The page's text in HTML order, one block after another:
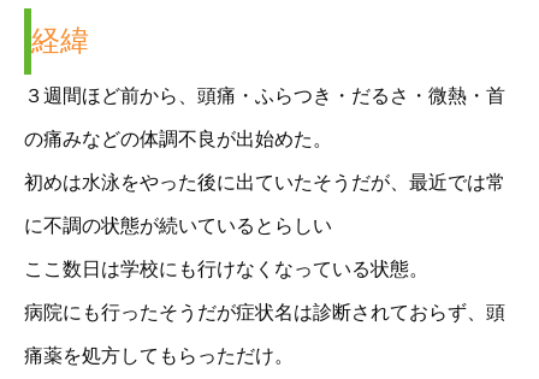
経緯
３週間ほど前から、頭痛・ふらつき・だるさ・微熱・首
の痛みなどの体調不良が出始めた。
初めは水泳をやった後に出ていたそうだが、最近では常
に不調の状態が続いているとらしい
ここ数日は学校にも行けなくなっている状態。
病院にも行ったそうだが症状名は診断されておらず、頭
痛薬を処方してもらっただけ。